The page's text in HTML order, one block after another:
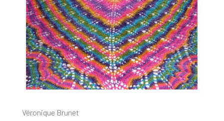
Véronique Brunet